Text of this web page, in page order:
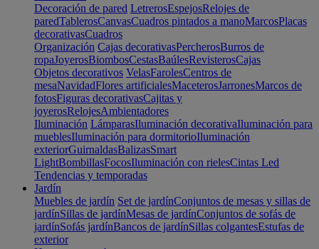
Decoración de pared LetrerosEspejosRelojes de
paredTablerosCanvasCuadros pintados a manoMarcosPlacas
decorativasCuadros
Organización Cajas decorativasPercherosBurros de
ropaJoyerosBiombosCestasBaúlesRevisterosCajas
Objetos decorativos VelasFarolesCentros de
mesaNavidadFlores artificialesMaceterosJarronesMarcos de
fotosFiguras decorativasCajitas y
joyerosRelojesAmbientadores
Iluminación LámparasIluminación decorativaIluminación para
mueblesIluminación para dormitorioIluminación
exteriorGuirnaldasBalizasSmart
LightBombillasFocosIluminación con rielesCintas Led
Tendencias y temporadas
Jardín
Muebles de jardín Set de jardínConjuntos de mesas y sillas de
jardínSillas de jardínMesas de jardínConjuntos de sofás de
jardínSofás jardínBancos de jardínSillas colgantesEstufas de
exterior